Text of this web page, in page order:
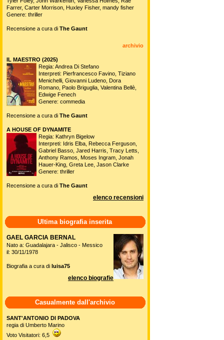
Farrer, Carter Morrison, Huxley Fisher, mandy fisher
Genere: thriller
Recensione a cura di The Gaunt
archivio
IL MAESTRO (2025)
Regia: Andrea Di Stefano
Interpreti: Pierfrancesco Favino, Tiziano
Menichelli, Giovanni Ludeno, Dora
Romano, Paolo Briguglia, Valentina Bellè,
Edwige Fenech
Genere: commedia
Recensione a cura di The Gaunt
A HOUSE OF DYNAMITE
Regia: Kathryn Bigelow
Interpreti: Idris Elba, Rebecca Ferguson,
Gabriel Basso, Jared Harris, Tracy Letts,
Anthony Ramos, Moses Ingram, Jonah
Hauer-King, Greta Lee, Jason Clarke
Genere: thriller
Recensione a cura di The Gaunt
elenco recensioni
Ultima biografia inserita
GAEL GARCIA BERNAL
Nato a: Guadalajara - Jalisco - Messico
il: 30/11/1978
Biografia a cura di luisa75
elenco biografie
Casualmente dall'archivio
SANT'ANTONIO DI PADOVA
regia di Umberto Marino
Voto Visitatori: 6,5